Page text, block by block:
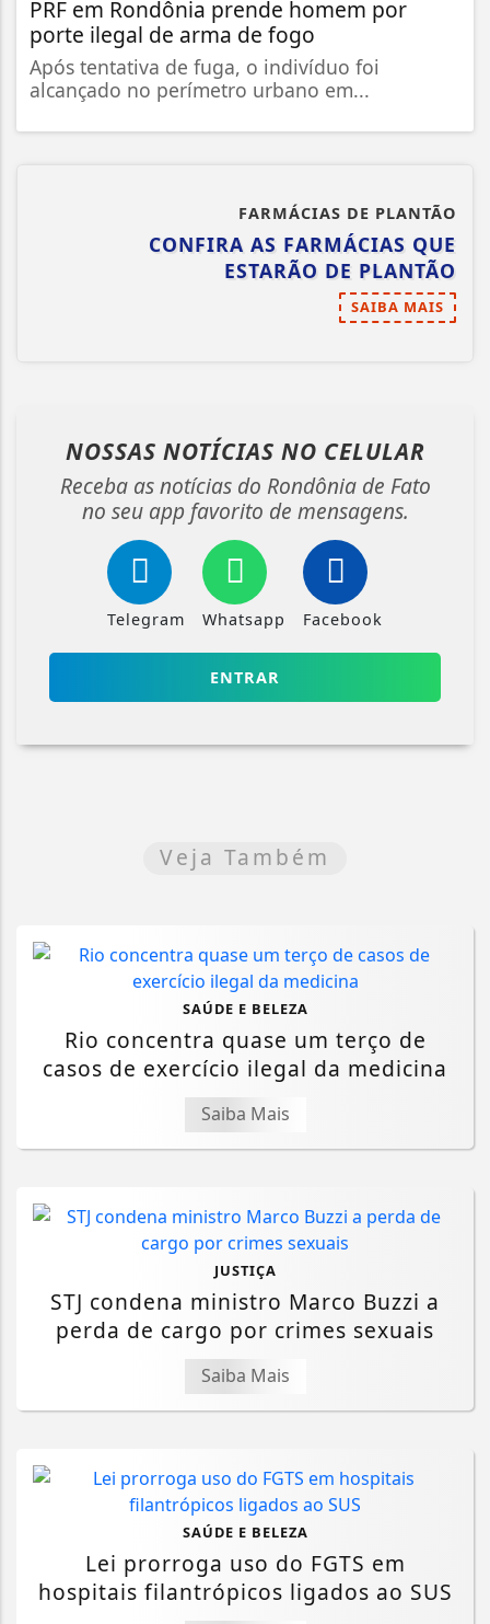
PRF em Rondônia prende homem por
porte ilegal de arma de fogo
Após tentativa de fuga, o indivíduo foi
alcançado no perímetro urbano em...
FARMÁCIAS DE PLANTÃO
CONFIRA AS FARMÁCIAS QUE
ESTARÃO DE PLANTÃO
SAIBA MAIS
NOSSAS NOTÍCIAS NO CELULAR
Receba as notícias do Rondônia de Fato
no seu app favorito de mensagens.
Telegram Whatsapp Facebook
ENTRAR
Veja Também
SAÚDE E BELEZA
Rio concentra quase um terço de
casos de exercício ilegal da medicina
Saiba Mais
JUSTIÇA
STJ condena ministro Marco Buzzi a
perda de cargo por crimes sexuais
Saiba Mais
SAÚDE E BELEZA
Lei prorroga uso do FGTS em
hospitais filantrópicos ligados ao SUS